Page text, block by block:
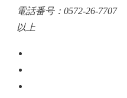
電話番号：0572-26-7707
以上